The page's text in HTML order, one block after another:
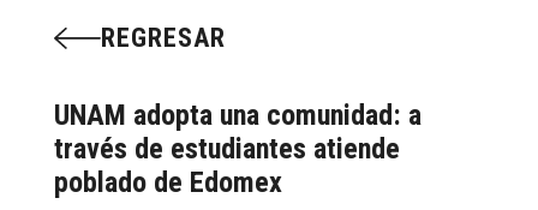
REGRESAR
UNAM adopta una comunidad: a
través de estudiantes atiende
poblado de Edomex